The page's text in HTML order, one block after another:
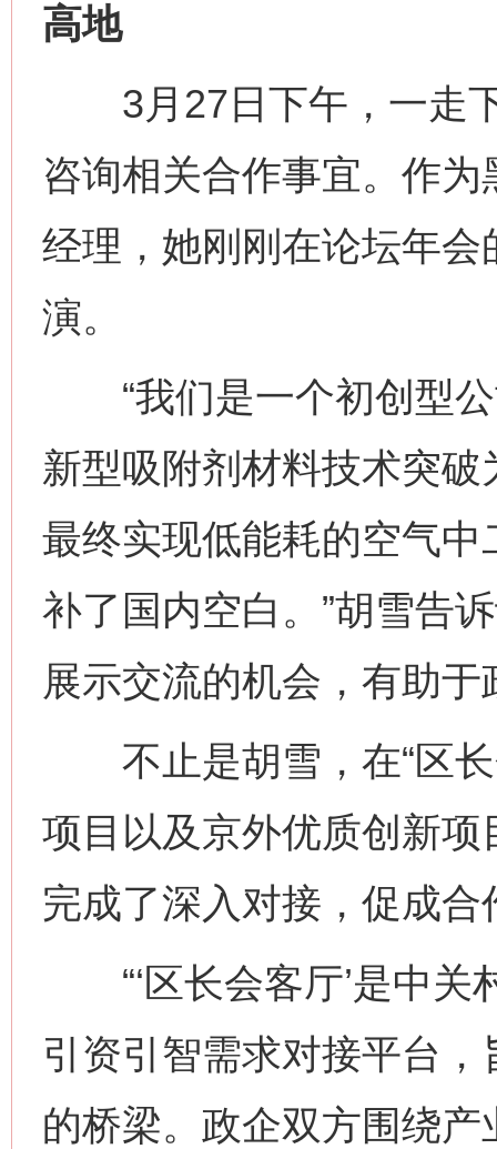
高地
3月27日下午，一走下
咨询相关合作事宜。作
经理，她刚刚在论坛年会
演。
“我们是一个初创型公
新型吸附剂材料技术突
最终实现低能耗的空气
补了国内空白。”胡雪告
展示交流的机会，有助
不止是胡雪，在“区长
项目以及京外优质创新
完成了深入对接，促成合
“‘区长会客厅’是中关
引资引智需求对接平台
的桥梁。政企双方围绕